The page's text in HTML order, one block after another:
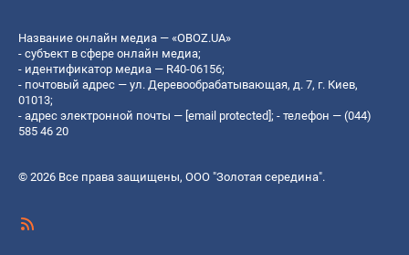
Название онлайн медиа — «OBOZ.UA»
- субъект в сфере онлайн медиа;
- идентификатор медиа — R40-06156;
- почтовый адрес — ул. Деревообрабатывающая, д. 7, г. Киев,
01013;
- адрес электронной почты — [email protected]; - телефон — (044)
585 46 20
© 2026 Все права защищены, ООО "Золотая середина".